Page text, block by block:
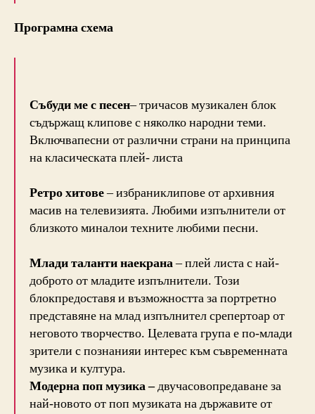
Програмна схема
Събуди ме с песен– тричасов музикален блок
съдържащ клипове с няколко народни теми.
Включвапесни от различни страни на принципа
на класическата плей- листа
Ретро хитове– избраниклипове от архивния
масив на телевизията. Любими изпълнители от
близкото миналои техните любими песни.
Млади таланти наекрана– плей листа с най-
доброто от младите изпълнители. Този
блокпредоставя и възможността за портретно
представяне на млад изпълнител срепертоар от
неговото творчество. Целевата група е по-млади
зрители с познанияи интерес към съвременната
музика и култура.
Модерна поп музика –двучасовопредаване за
най-новото от поп музиката на държавите от